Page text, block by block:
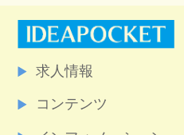
求人情報
コンテンツ